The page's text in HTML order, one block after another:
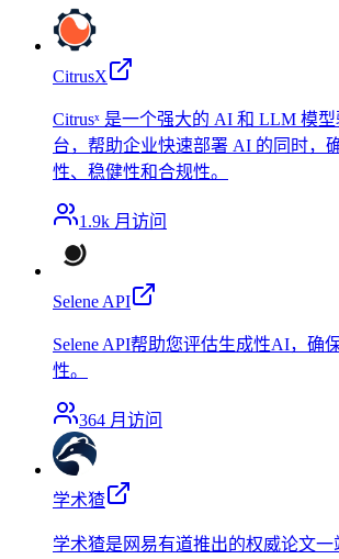
CitrusX
Citrusˣ 是一个强大的 AI 和 LLM 模
台，帮助企业快速部署 AI 的同时，
性、稳健性和合规性。
1.9k 月访问
Selene API
Selene API帮助您评估生成性AI，确
性。
364 月访问
学术猹
学术猹是网易有道推出的权威论文